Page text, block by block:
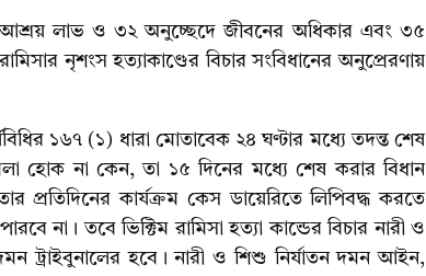
আশ্রয় লাভ ও ৩২ অনুচ্ছেদে জীবনের অধিকার এবং ৩৫
নৃশংস হত্যাকাণ্ডের বিচার সংবিধানের অনুপ্রেরণায়
১৬৭ (১) ধারা মোতাবেক ২৪ ঘণ্টার মধ্যে তদন্ত শেষ
হোক না কেন, তা ১৫ দিনের মধ্যে শেষ করার বিধান
প্রতিদিনের কার্যক্রম কেস ডায়েরিতে লিপিবদ্ধ করতে
না। তবে ভিক্টিম রামিসা হত্যা কান্ডের বিচার নারী ও
ট্রাইবুনালের হবে। নারী ও শিশু নির্যাতন দমন আইন,